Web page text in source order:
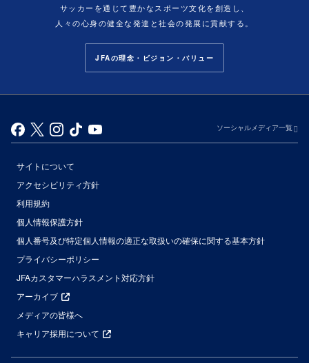
サッカーを通じて豊かなスポーツ文化を創造し、
人々の心身の健全な発達と社会の発展に貢献する。
JFAの理念・ビジョン・バリュー
ソーシャルメディア一覧
サイトについて
アクセシビリティ方針
利用規約
個人情報保護方針
個人番号及び特定個人情報の適正な取扱いの確保に関する基本方針
プライバシーポリシー
JFAカスタマーハラスメント対応方針
アーカイブ
メディアの皆様へ
キャリア採用について